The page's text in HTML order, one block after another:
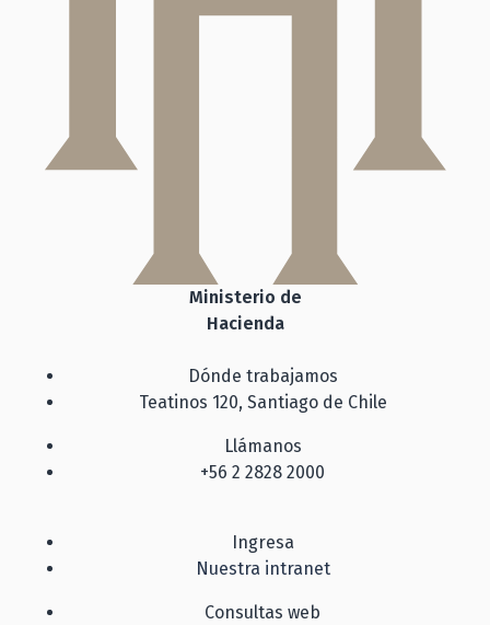
Ministerio de
Hacienda
Dónde trabajamos
Teatinos 120, Santiago de Chile
Llámanos
+56 2 2828 2000
Ingresa
Nuestra intranet
Consultas web